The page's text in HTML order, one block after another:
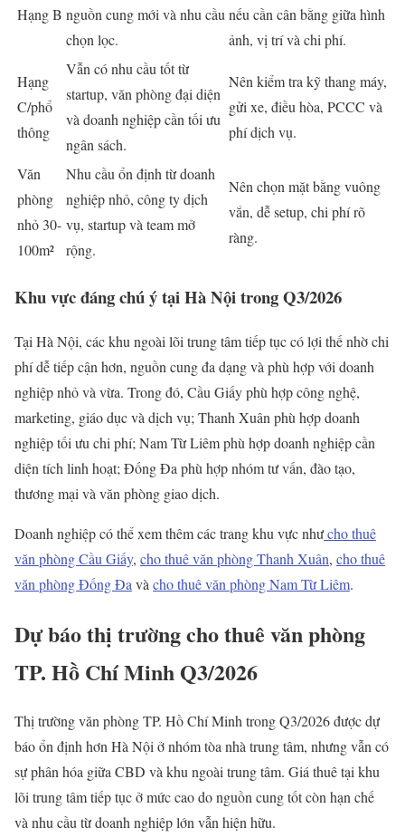
Hạng B nguồn cung mới và nhu cầu
chọn lọc.
nếu cần cân bằng giữa hình
ảnh, vị trí và chi phí.
Hạng
C/phổ
thông
Vẫn có nhu cầu tốt từ
startup, văn phòng đại diện
và doanh nghiệp cần tối ưu
ngân sách.
Nên kiểm tra kỹ thang máy,
gửi xe, điều hòa, PCCC và
phí dịch vụ.
Văn
phòng
nhỏ 30-
100m²
Nhu cầu ổn định từ doanh
nghiệp nhỏ, công ty dịch
vụ, startup và team mở
rộng.
Nên chọn mặt bằng vuông
vắn, dễ setup, chi phí rõ
ràng.
Khu vực đáng chú ý tại Hà Nội trong Q3/2026
Tại Hà Nội, các khu ngoài lõi trung tâm tiếp tục có lợi thế nhờ chi
phí dễ tiếp cận hơn, nguồn cung đa dạng và phù hợp với doanh
nghiệp nhỏ và vừa. Trong đó, Cầu Giấy phù hợp công nghệ,
marketing, giáo dục và dịch vụ; Thanh Xuân phù hợp doanh
nghiệp tối ưu chi phí; Nam Từ Liêm phù hợp doanh nghiệp cần
diện tích linh hoạt; Đống Đa phù hợp nhóm tư vấn, đào tạo,
thương mại và văn phòng giao dịch.
Doanh nghiệp có thể xem thêm các trang khu vực nhưcho thuê
văn phòng Cầu Giấy, cho thuê văn phòng Thanh Xuân, cho thuê
văn phòng Đống Đa và cho thuê văn phòng Nam Từ Liêm.
Dự báo thị trường cho thuê văn phòng
TP. Hồ Chí Minh Q3/2026
Thị trường văn phòng TP. Hồ Chí Minh trong Q3/2026 được dự
báo ổn định hơn Hà Nội ở nhóm tòa nhà trung tâm, nhưng vẫn có
sự phân hóa giữa CBD và khu ngoài trung tâm. Giá thuê tại khu
lõi trung tâm tiếp tục ở mức cao do nguồn cung tốt còn hạn chế
và nhu cầu từ doanh nghiệp lớn vẫn hiện hữu.